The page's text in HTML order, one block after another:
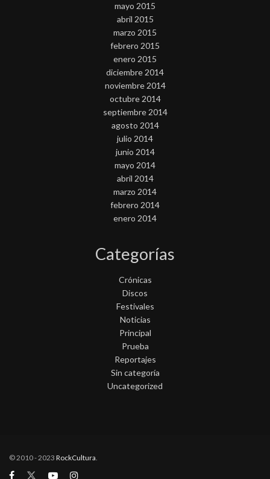
mayo 2015
abril 2015
marzo 2015
febrero 2015
enero 2015
diciembre 2014
noviembre 2014
octubre 2014
septiembre 2014
agosto 2014
julio 2014
junio 2014
mayo 2014
abril 2014
marzo 2014
febrero 2014
enero 2014
Categorías
Crónicas
Discos
Festivales
Noticias
Principal
Prueba
Reportajes
Sin categoría
Uncategorized
© 2010 - 2023 RockCultura